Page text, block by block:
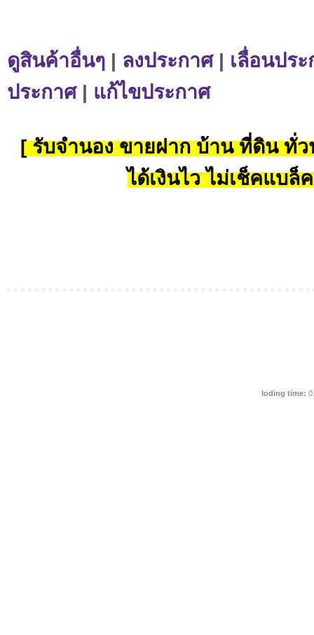
ดูสินค้าอื่นๆ | ลงประกาศ| เลื่อนปร
ประกาศ| แก้ไขประกาศ
[ รับจำนอง ขายฝาก บ้าน ที่ดิน ทั่ว
ได้เงินไว ไม่เช็คแบล็
loding time: